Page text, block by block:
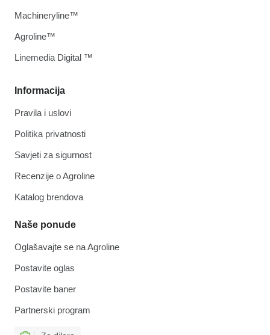
Informacija
Pravila i uslovi
Politika privatnosti
Savjeti za sigurnost
Recenzije o Agroline
Katalog brendova
Naše ponude
Oglašavajte se na Agroline
Postavite oglas
Postavite baner
Partnerski program
Machineryline™
Agroline™
Linemedia Digital ™